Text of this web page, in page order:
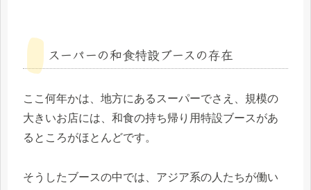
スーパーの和食特設ブースの存在
ここ何年かは、地方にあるスーパーでさえ、規模の
大きいお店には、和食の持ち帰り用特設ブースがあ
るところがほとんどです。
そうしたブースの中では、アジア系の人たちが働い